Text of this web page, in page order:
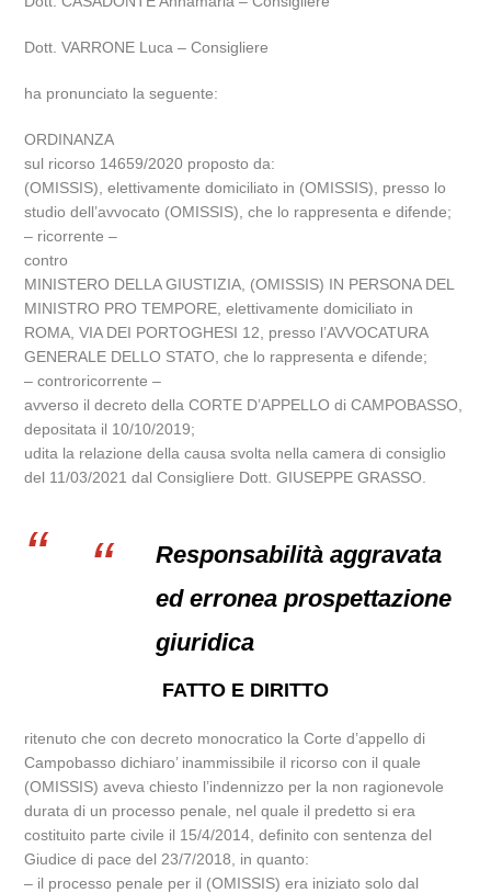
Dott. VARRONE Luca – Consigliere
ha pronunciato la seguente:
ORDINANZA
sul ricorso 14659/2020 proposto da:
(OMISSIS), elettivamente domiciliato in (OMISSIS), presso lo
studio dell’avvocato (OMISSIS), che lo rappresenta e difende;
– ricorrente –
contro
MINISTERO DELLA GIUSTIZIA, (OMISSIS) IN PERSONA DEL
MINISTRO PRO TEMPORE, elettivamente domiciliato in
ROMA, VIA DEI PORTOGHESI 12, presso l’AVVOCATURA
GENERALE DELLO STATO, che lo rappresenta e difende;
– controricorrente –
avverso il decreto della CORTE D’APPELLO di CAMPOBASSO,
depositata il 10/10/2019;
udita la relazione della causa svolta nella camera di consiglio
del 11/03/2021 dal Consigliere Dott. GIUSEPPE GRASSO.
Responsabilità aggravata
ed erronea prospettazione
giuridica
FATTO E DIRITTO
ritenuto che con decreto monocratico la Corte d’appello di
Campobasso dichiaro’ inammissibile il ricorso con il quale
(OMISSIS) aveva chiesto l’indennizzo per la non ragionevole
durata di un processo penale, nel quale il predetto si era
costituito parte civile il 15/4/2014, definito con sentenza del
Giudice di pace del 23/7/2018, in quanto:
– il processo penale per il (OMISSIS) era iniziato solo dal